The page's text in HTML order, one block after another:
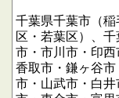
千葉県千葉市（
区・若葉区）、
市・市川市・印西
香取市・鎌ヶ谷
市・山武市・白